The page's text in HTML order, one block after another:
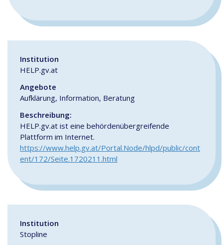
Institution
HELP.gv.at
Angebote
Aufklärung, Information, Beratung
Beschreibung:
HELP.gv.at ist eine behördenübergreifende
Plattform im Internet.
https://www.help.gv.at/Portal.Node/hlpd/public/cont
ent/172/Seite.1720211.html
Institution
Stopline